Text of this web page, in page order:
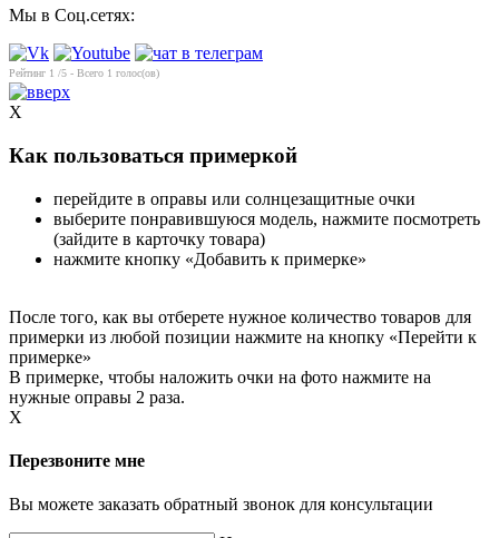
Мы в Соц.сетях:
Рейтинг 1 /5 - Всего 1 голос(ов)
X
Как пользоваться примеркой
перейдите в оправы или солнцезащитные очки
выберите понравившуюся модель, нажмите посмотреть
(зайдите в карточку товара)
нажмите кнопку «Добавить к примерке»
После того, как вы отберете нужное количество товаров для
примерки из любой позиции нажмите на кнопку «Перейти к
примерке»
В примерке, чтобы наложить очки на фото нажмите на
нужные оправы 2 раза.
X
Перезвоните мне
Вы можете заказать обратный звонок для консультации